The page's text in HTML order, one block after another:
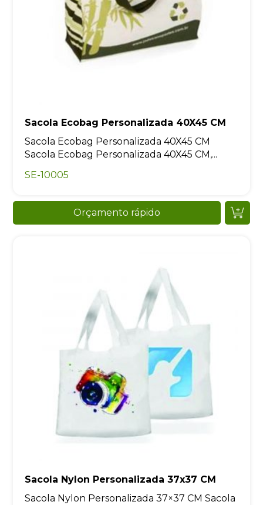
Sacola Ecobag Personalizada 40X45 CM
Sacola Ecobag Personalizada 40X45 CM
Sacola Ecobag Personalizada 40X45 CM,...
SE-10005
Orçamento rápido
Sacola Nylon Personalizada 37x37 CM
Sacola Nylon Personalizada 37×37 CM Sacola